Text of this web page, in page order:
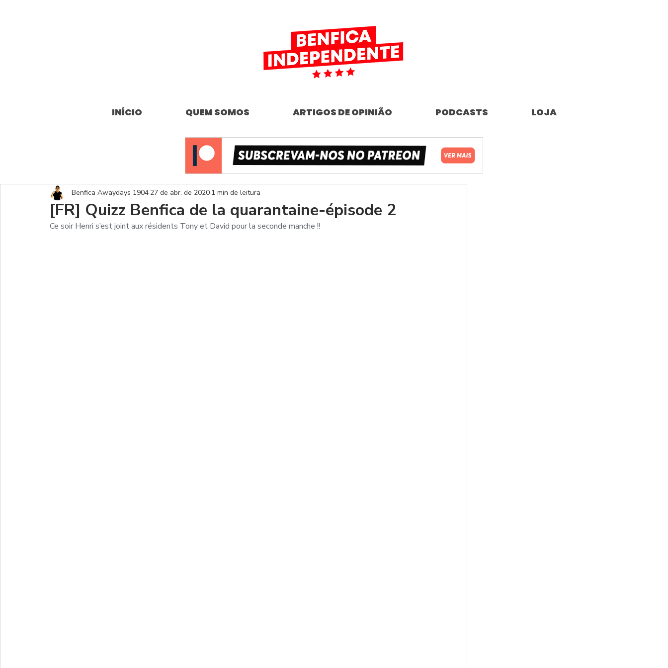
INÍCIO QUEM SOMOS ARTIGOS DE OPINIÃO PODCASTS LOJA
[FR] Quizz Benfica de la quarantaine-épisode 2
Benfica Awaydays 1904 27 de abr. de 2020 1 min de leitura
Ce soir Henri s’est joint aux résidents Tony et David pour la seconde manche !!